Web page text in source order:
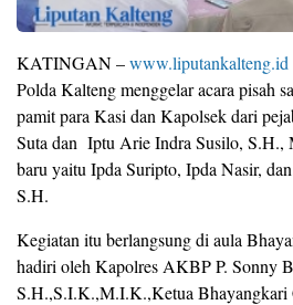
KATINGAN –www.liputankalteng.id
Polda Kalteng menggelar acara pisah
pamit para Kasi dan Kapolsek dari
Suta dan Iptu Arie Indra Susilo, S.H.,
baru yaitu Ipda Suripto, Ipda Nasir,
S.H.
Kegiatan itu berlangsung di aula
hadiri oleh Kapolres AKBP P. Sonny
S.H.,S.I.K.,M.I.K.,Ketua Bhayangkari